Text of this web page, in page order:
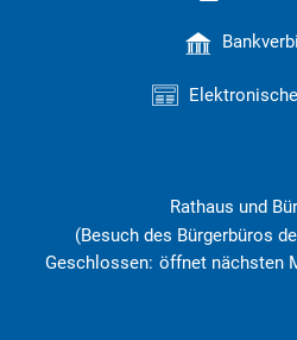
Rathaus und
(Besuch des Bürgerbüros
Klicken, um weitere Öffnungs-
Geschlossen: öffnet nächsten